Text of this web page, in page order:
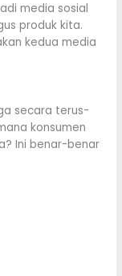
media sosial
produk kita.
kedua media
secara terus-
konsumen
Ini benar-benar